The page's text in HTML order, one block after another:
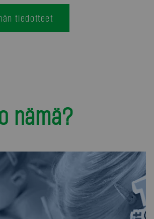
tiedotteet
nämä?